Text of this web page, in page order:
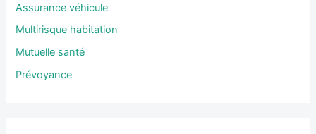
rAssurance véhicule
Multirisque habitation
Mutuelle santé
Prévoyance